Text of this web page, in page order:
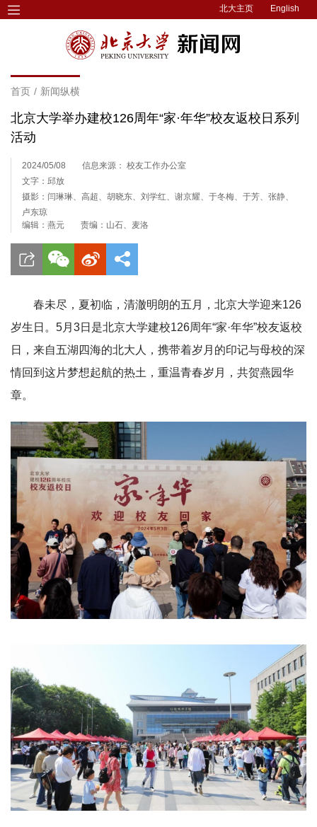
北大主页 English
首页 / 新闻纵横
北京大学举办建校126周年“家·年华”校友返校日系列
活动
2024/05/08
信息来源： 校友工作办公室
文字：邱放
摄影：闫琳琳、高超、胡晓东、刘学红、谢京耀、于冬梅、于芳、张静、
卢东琼
编辑：燕元
责编：山石、麦洛
春未尽，夏初临，清澈明朗的五月，北京大学迎来126
岁生日。5月3日是北京大学建校126周年“家·年华”校友返校
日，来自五湖四海的北大人，携带着岁月的印记与母校的深
情回到这片梦想起航的热土，重温青春岁月，共贺燕园华
章。